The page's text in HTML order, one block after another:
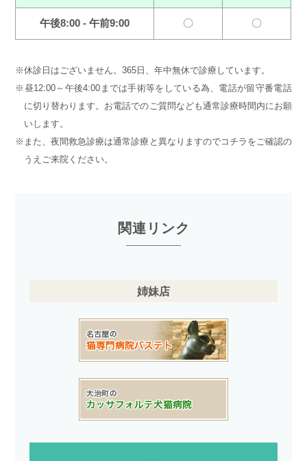
午後8:00 - 午前9:00 〇 〇
※休診日はございません。365日、年中無休で診療しています。
※昼12:00～午後4:00までは手術等をしている為、電話が留守番電話
に切り替わります。 お電話でのご質問なども通常診療時間内にお願
いします。
※また、夜間救急診療は通常診療と異なりますのでコチラをご確認の
うえご来院ください。
関連リンク
姉妹店